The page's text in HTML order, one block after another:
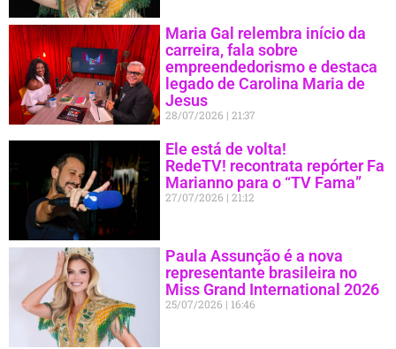
Maria Gal relembra início da
carreira, fala sobre
empreendedorismo e destaca
legado de Carolina Maria de
Jesus
28/07/2026 21:37
Ele está de volta!
RedeTV! recontrata repórter Fa
Marianno para o “TV Fama”
27/07/2026 21:12
Paula Assunção é a nova
representante brasileira no
Miss Grand International 2026
25/07/2026 16:46